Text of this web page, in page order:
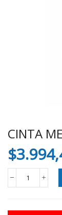
CINTA
$
CINTA
METRICA
MTRS